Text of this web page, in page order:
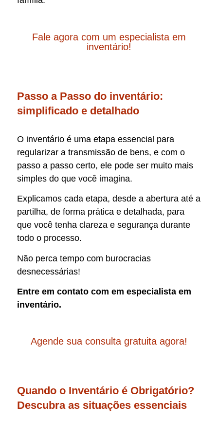
Fale agora com um especialista em
inventário!
Passo a Passo do inventário:
simplificado e detalhado
O inventário é uma etapa essencial para
regularizar a transmissão de bens, e com o
passo a passo certo, ele pode ser muito mais
simples do que você imagina.
Explicamos cada etapa, desde a abertura até a
partilha, de forma prática e detalhada, para
que você tenha clareza e segurança durante
todo o processo.
Não perca tempo com burocracias
desnecessárias!
Entre em contato com em especialista em
inventário.
Agende sua consulta gratuita agora!
Quando o Inventário é Obrigatório?
Descubra as situações essenciais